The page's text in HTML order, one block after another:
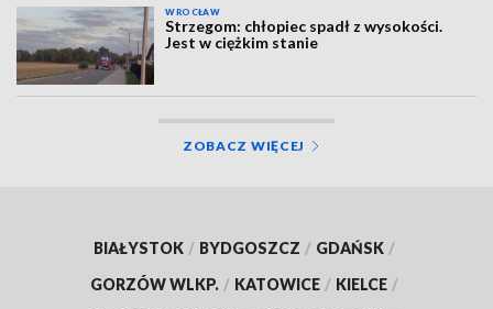
WROCŁAW
Strzegom: chłopiec spadł z wysokości.
Jest w ciężkim stanie
ZOBACZ WIĘCEJ
BIAŁYSTOK / BYDGOSZCZ / GDAŃSK /
GORZÓW WLKP. / KATOWICE / KIELCE /